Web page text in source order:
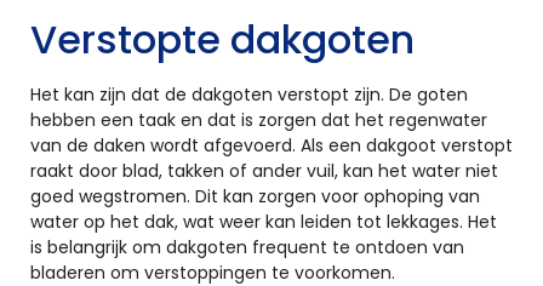
Verstopte dakgoten
Het kan zijn dat de dakgoten verstopt zijn. De goten
hebben een taak en dat is zorgen dat het regenwater
van de daken wordt afgevoerd. Als een dakgoot verstopt
raakt door blad, takken of ander vuil, kan het water niet
goed wegstromen. Dit kan zorgen voor ophoping van
water op het dak, wat weer kan leiden tot lekkages. Het
is belangrijk om dakgoten frequent te ontdoen van
bladeren om verstoppingen te voorkomen.